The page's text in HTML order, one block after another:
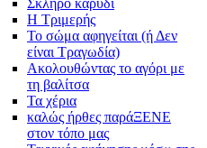
Σκληρό καρύδι
Η Τριμερής
Το σώμα αφηγείται (ή Δεν
είναι Τραγωδία)
Ακολουθώντας το αγόρι με
τη βαλίτσα
Τα χέρια
καλώς ήρθες παράΞΕΝΕ
στον τόπο μας